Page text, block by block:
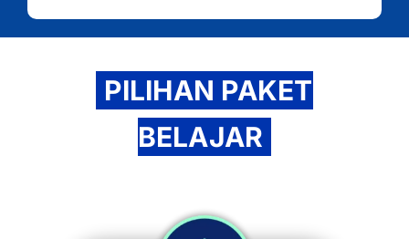
PILIHAN PAKET
BELAJAR